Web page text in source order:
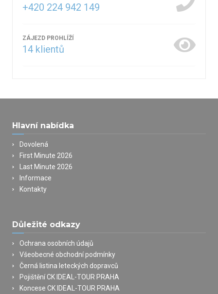
+420 224 942 149
ZÁJEZD PROHLÍŽÍ
14 klientů
Hlavní nabídka
Dovolená
First Minute 2026
Last Minute 2026
Informace
Kontakty
Důležité odkazy
Ochrana osobních údajů
Všeobecné obchodní podmínky
Černá listina leteckých dopravců
Pojištění CK IDEAL-TOUR PRAHA
Koncese CK IDEAL-TOUR PRAHA